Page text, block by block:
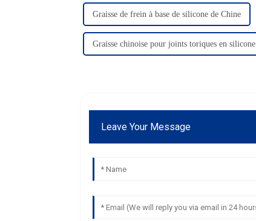
Graisse de frein à base de silicone de Chine
Graisse chinoise pour joints toriques en silicone
Leave Your Message